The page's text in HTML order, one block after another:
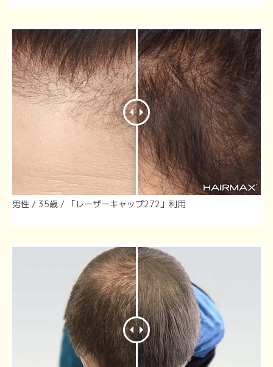
男性 / 35歳 / 「レーザーキャップ272」利用